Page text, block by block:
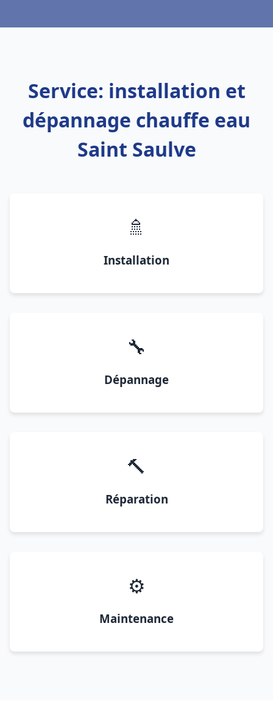
Service: installation et
dépannage chauffe eau
Saint Saulve
🚿
Installation
🔧
Dépannage
🔨
Réparation
⚙️
Maintenance